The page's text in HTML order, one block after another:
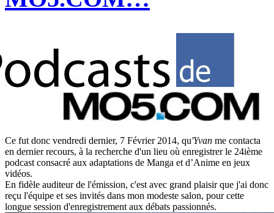
Ce fut donc vendredi dernier, 7 Février 2014, qu'Yvan me contacta
en dernier recours, à la recherche d'un lieu où enregistrer le 24ième
podcast consacré aux adaptations de Manga et d’Anime en jeux
vidéos.
En fidèle auditeur de l'émission, c'est avec grand plaisir que j'ai donc
reçu l'équipe et ses invités dans mon modeste salon, pour cette
longue session d'enregistrement aux débats passionnés.